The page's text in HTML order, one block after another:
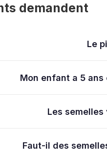
demandent
Le
Mon enfant a 5
Les
Faut-il des